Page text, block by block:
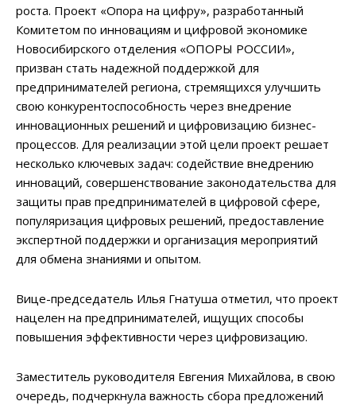
роста. Проект «Опора на цифру», разработанный
Комитетом по инновациям и цифровой экономике
Новосибирского отделения «ОПОРЫ РОССИИ»,
призван стать надежной поддержкой для
предпринимателей региона, стремящихся улучшить
свою конкурентоспособность через внедрение
инновационных решений и цифровизацию бизнес-
процессов. Для реализации этой цели проект решает
несколько ключевых задач: содействие внедрению
инноваций, совершенствование законодательства для
защиты прав предпринимателей в цифровой сфере,
популяризация цифровых решений, предоставление
экспертной поддержки и организация мероприятий
для обмена знаниями и опытом.
Вице-председатель Илья Гнатуша отметил, что проект
нацелен на предпринимателей, ищущих способы
повышения эффективности через цифровизацию.
Заместитель руководителя Евгения Михайлова, в свою
очередь, подчеркнула важность сбора предложений